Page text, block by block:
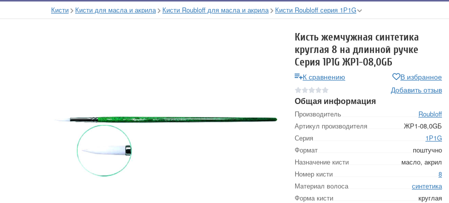
Кисти Кисти для масла и акрила Кисти Roubloff для масла и акрила Кисти Roubloff серия 1Р1G
Кисть жемчужная синтетика
круглая 8 на длинной ручке
Серия 1Р1G ЖР1-08,0GБ
К сравнению
В избранное
Добавить отзыв
Общая информация
Производитель
Roubloff
Артикул производителя
ЖР1-08,0GБ
Серия
1Р1G
Формат
поштучно
Назначение кисти
масло, акрил
Номер кисти
8
Материал волоса
синтетика
Форма кисти
круглая